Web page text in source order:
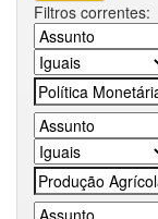
Filtros correntes: